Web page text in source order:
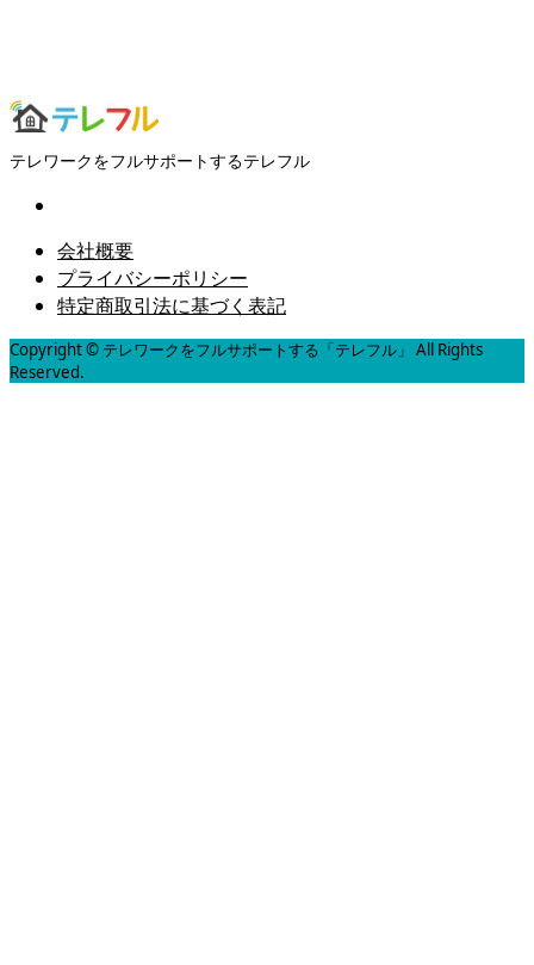
テレワークをフルサポートするテレフル
会社概要
プライバシーポリシー
特定商取引法に基づく表記
Copyright © テレワークをフルサポートする「テレフル」 All Rights
Reserved.